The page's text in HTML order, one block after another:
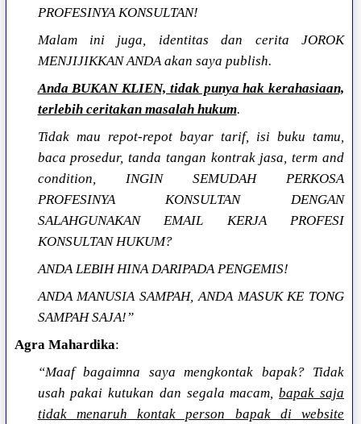
PROFESINYA KONSULTAN!
Malam ini juga, identitas dan cerita JOROK
MENJIJIKKAN ANDA akan saya publish.
Anda BUKAN KLIEN, tidak punya hak kerahasiaan,
terlebih ceritakan masalah hukum.
Tidak mau repot-repot bayar tarif, isi buku tamu,
baca prosedur, tanda tangan kontrak jasa, term and
condition, INGIN SEMUDAH PERKOSA
PROFESINYA KONSULTAN DENGAN
SALAHGUNAKAN EMAIL KERJA PROFESI
KONSULTAN HUKUM?
ANDA LEBIH HINA DARIPADA PENGEMIS!
ANDA MANUSIA SAMPAH, ANDA MASUK KE TONG
SAMPAH SAJA!”
Agra Mahardika:
“Maaf bagaimna saya mengkontak bapak? Tidak
usah pakai kutukan dan segala macam,bapak saja
tidak menaruh kontak person bapak di website